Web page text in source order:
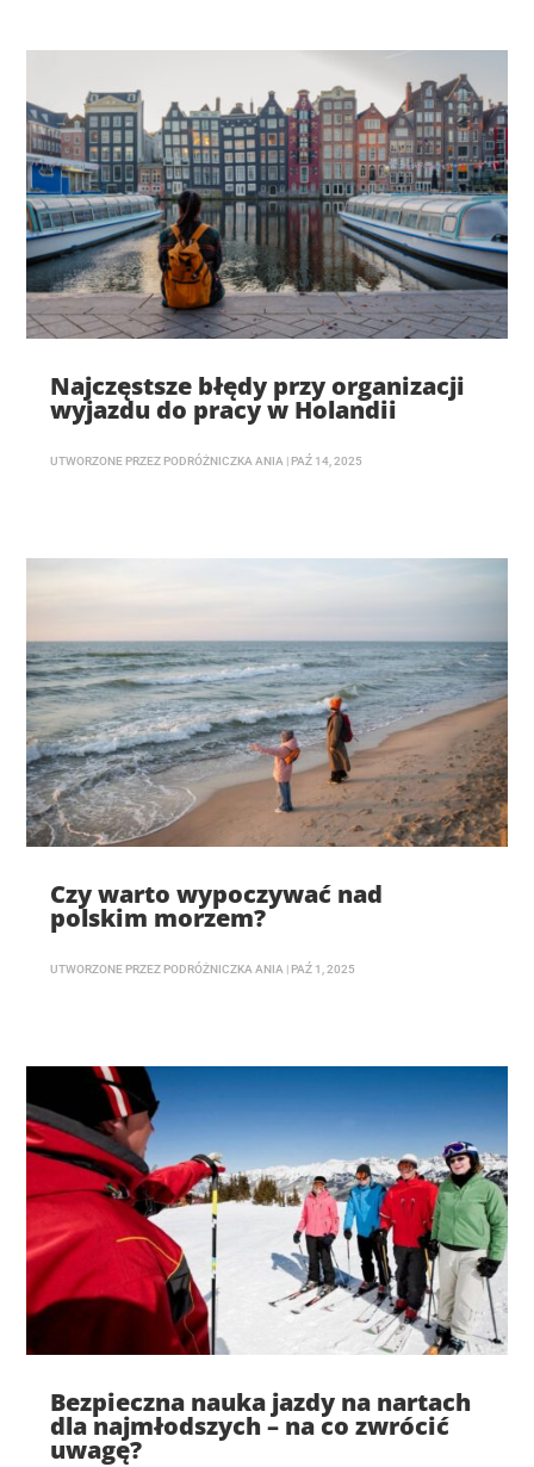
Najczęstsze błędy przy organizacji
wyjazdu do pracy w Holandii
UTWORZONE PRZEZ PODRÓŻNICZKA ANIA | PAŹ 14, 2025
Czy warto wypoczywać nad
polskim morzem?
UTWORZONE PRZEZ PODRÓŻNICZKA ANIA | PAŹ 1, 2025
Bezpieczna nauka jazdy na nartach
dla najmłodszych – na co zwrócić
uwagę?